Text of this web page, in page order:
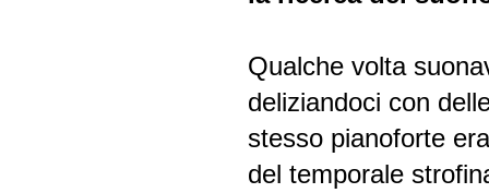
Qualche volta
deliziandoci con
stesso pianoforte
del temporale